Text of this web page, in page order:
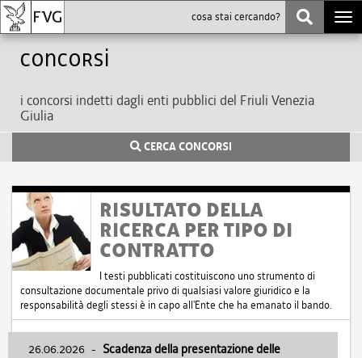
Concorsi
i concorsi indetti dagli enti pubblici del Friuli Venezia
Giulia
CERCA CONCORSI
RISULTATO DELLA
RICERCA PER TIPO DI
CONTRATTO
I testi pubblicati costituiscono uno strumento di
consultazione documentale privo di qualsiasi valore giuridico e la
responsabilità degli stessi è in capo all'Ente che ha emanato il bando.
26.06.2026 - Scadenza della presentazione delle